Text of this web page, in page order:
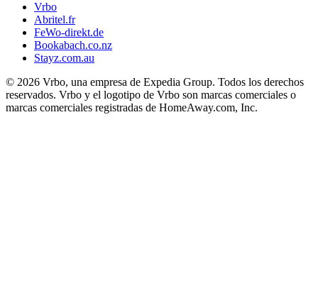
Vrbo
Abritel.fr
FeWo-direkt.de
Bookabach.co.nz
Stayz.com.au
© 2026 Vrbo, una empresa de Expedia Group. Todos los derechos
reservados. Vrbo y el logotipo de Vrbo son marcas comerciales o
marcas comerciales registradas de HomeAway.com, Inc.